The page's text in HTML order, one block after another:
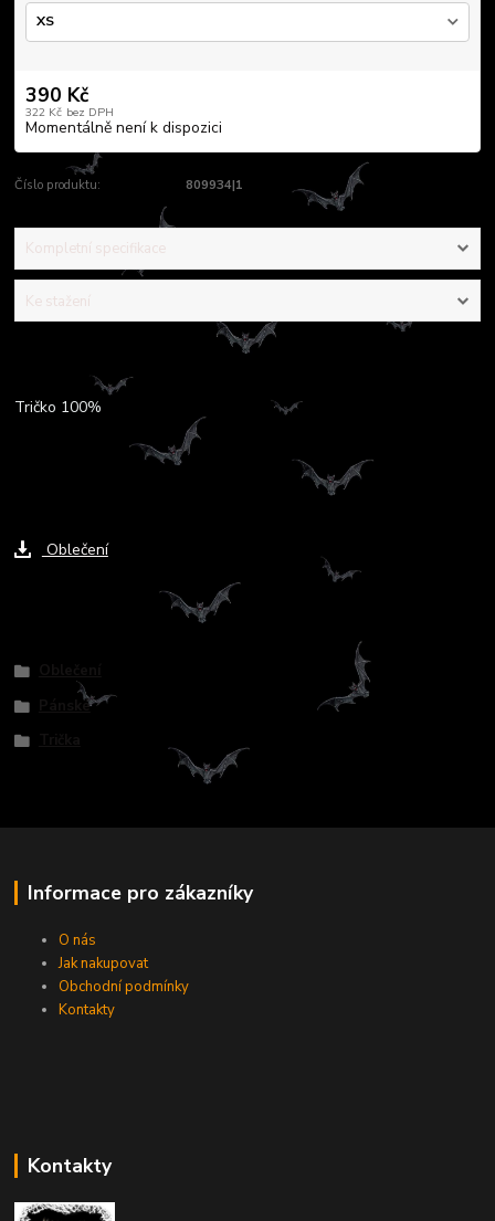
390 Kč
322 Kč bez DPH
Momentálně není k dispozici
Číslo produktu: 809934|1
Kompletní specifikace
Ke stažení
Tričko 100%
Oblečení
Zboží zařazeno v kategoriích
Pánské
Informace pro zákazníky
O nás
Jak nakupovat
Obchodní podmínky
Kontakty
Kontakty